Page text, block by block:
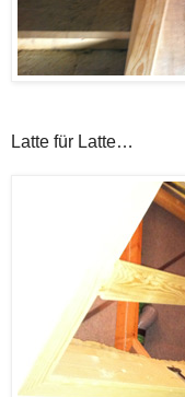
Latte für Latte…